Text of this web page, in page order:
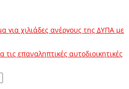
για χιλιάδες ανέργους της ΔΥΠΑ με
τις επαναληπτικές αυτοδιοικητικές